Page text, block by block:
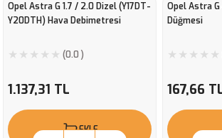
Opel Astra G 1.7 / 2.0 Dizel (Y17DT-
Y20DTH) Hava Debimetresi
(0.0 )
1.137,31 TL
EKLE
Opel Astra G
Düğmesi
167,66